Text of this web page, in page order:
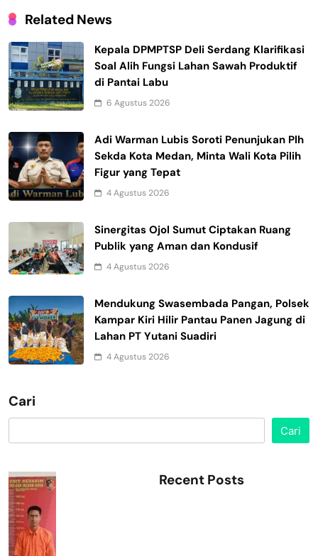
Related News
Kepala DPMPTSP Deli Serdang Klarifikasi
Soal Alih Fungsi Lahan Sawah Produktif
di Pantai Labu
6 Agustus 2026
Adi Warman Lubis Soroti Penunjukan Plh
Sekda Kota Medan, Minta Wali Kota Pilih
Figur yang Tepat
4 Agustus 2026
Sinergitas Ojol Sumut Ciptakan Ruang
Publik yang Aman dan Kondusif
4 Agustus 2026
Mendukung Swasembada Pangan, Polsek
Kampar Kiri Hilir Pantau Panen Jagung di
Lahan PT Yutani Suadiri
4 Agustus 2026
Cari
Cari
Recent Posts